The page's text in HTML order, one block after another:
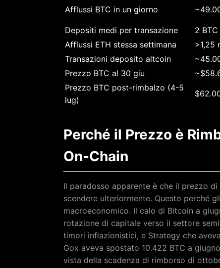
Afflussi BTC in un giorno
Depositi medi per transazione
2 BTC
Afflussi ETH stessa settimana
>1,25
Transazioni deposito altcoin
Prezzo BTC al 30 giu
Prezzo BTC post-rimbalzo (4-5
lug)
Perché il Prezzo è
On-Chain
Il paradosso apparente è che il prezzo
scendere ulteriormente. Questo perché
macroeconomico. Il calo di Bitcoin a
rotazione di capitale verso il settore
timori inflazionistici, e Strategy che
Gox aveva spostato 10.422 BTC a
vista della scadenza di rimborso di